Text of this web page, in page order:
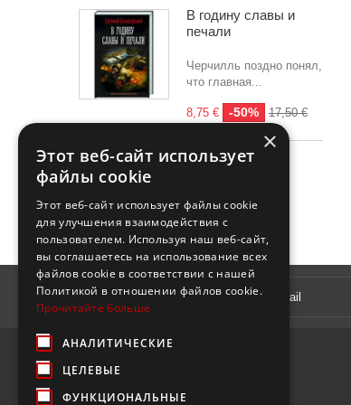
В годину славы и
печали
Черчилль поздно понял,
что главная...
8,75 € -50% 17,50 €
Все скидки
Рассылка
×
Этот веб-сайт использует
файлы cookie
Этот веб-сайт использует файлы cookie
для улучшения взаимодействия с
пользователем. Используя наш веб-сайт,
вы соглашаетесь на использование всех
файлов cookie в соответствии с нашей
Политикой в ​​отношении файлов cookie.
Прочитайте больше
АНАЛИТИЧЕСКИЕ
ЦЕЛЕВЫЕ
ФУНКЦИОНАЛЬНЫЕ